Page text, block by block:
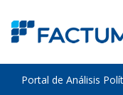
Portal de Análisis